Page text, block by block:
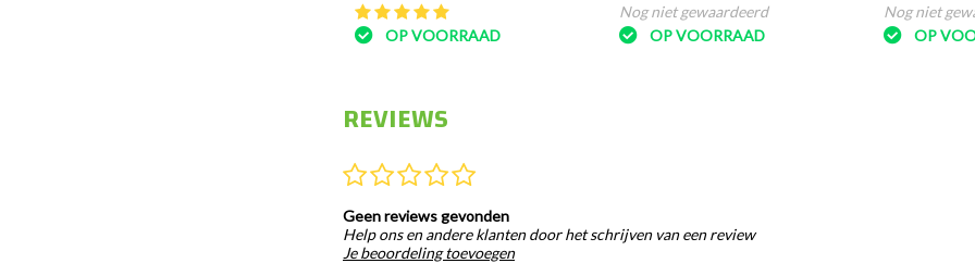
OP VOORRAAD
Nog niet gewaardeerd
OP VOORRAAD
Nog niet
OP
REVIEWS
Geen reviews gevonden
Help ons en andere klanten door het schrijven van een review
Je beoordeling toevoegen